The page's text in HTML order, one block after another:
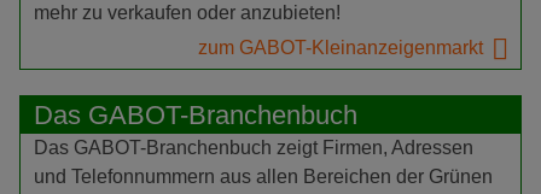
mehr zu verkaufen oder anzubieten!
zum GABOT-Kleinanzeigenmarkt
Das GABOT-Branchenbuch
Das GABOT-Branchenbuch zeigt Firmen, Adressen
und Telefonnummern aus allen Bereichen der Grünen